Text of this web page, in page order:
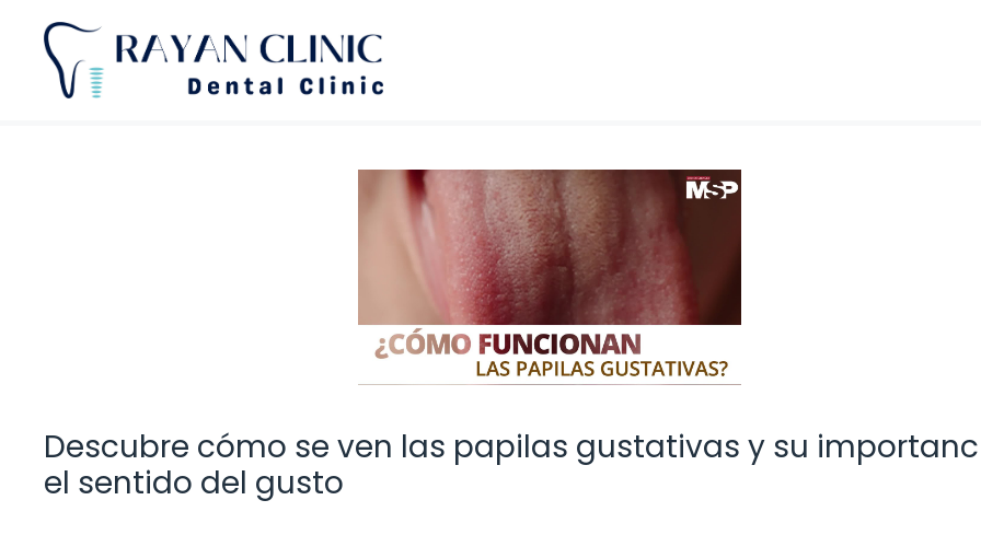
Saltar
contenido
Descubre cómo se ven las papilas gustativas y su
el sentido del gusto